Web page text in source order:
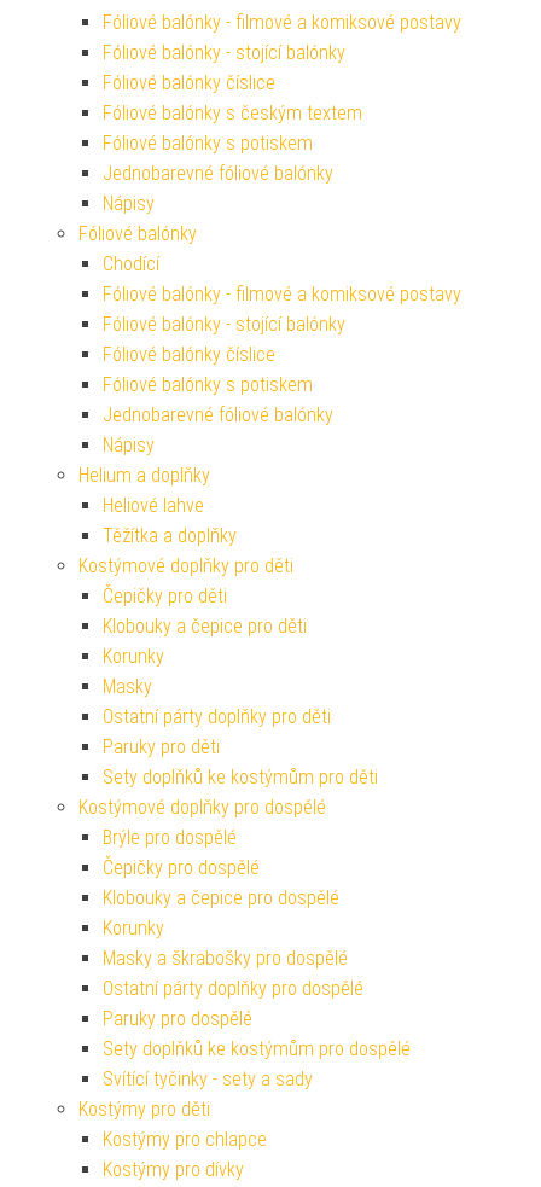
Fóliové balónky - filmové a komiksové postavy
Fóliové balónky - stojící balónky
Fóliové balónky číslice
Fóliové balónky s českým textem
Fóliové balónky s potiskem
Jednobarevné fóliové balónky
Nápisy
Fóliové balónky
Chodící
Fóliové balónky - filmové a komiksové postavy
Fóliové balónky - stojící balónky
Fóliové balónky číslice
Fóliové balónky s potiskem
Jednobarevné fóliové balónky
Nápisy
Helium a doplňky
Heliové lahve
Těžítka a doplňky
Kostýmové doplňky pro děti
Čepičky pro děti
Klobouky a čepice pro děti
Korunky
Masky
Ostatní párty doplňky pro děti
Paruky pro děti
Sety doplňků ke kostýmům pro děti
Kostýmové doplňky pro dospělé
Brýle pro dospělé
Čepičky pro dospělé
Klobouky a čepice pro dospělé
Korunky
Masky a škrabošky pro dospělé
Ostatní párty doplňky pro dospělé
Paruky pro dospělé
Sety doplňků ke kostýmům pro dospělé
Svítící tyčinky - sety a sady
Kostýmy pro děti
Kostýmy pro chlapce
Kostýmy pro dívky